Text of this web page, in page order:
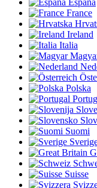
España
France
Ireland
Italia
Polska
Suomi
Suisse